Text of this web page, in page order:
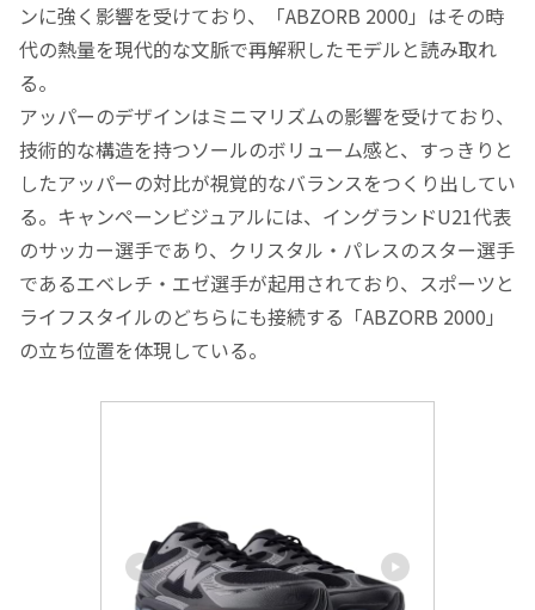
ンに強く影響を受けており、「ABZORB 2000」はその時
代の熱量を現代的な文脈で再解釈したモデルと読み取れ
る。
アッパーのデザインはミニマリズムの影響を受けており、
技術的な構造を持つソールのボリューム感と、すっきりと
したアッパーの対比が視覚的なバランスをつくり出してい
る。キャンペーンビジュアルには、イングランドU21代表
のサッカー選手であり、クリスタル・パレスのスター選手
であるエベレチ・エゼ選手が起用されており、スポーツと
ライフスタイルのどちらにも接続する「ABZORB 2000」
の立ち位置を体現している。